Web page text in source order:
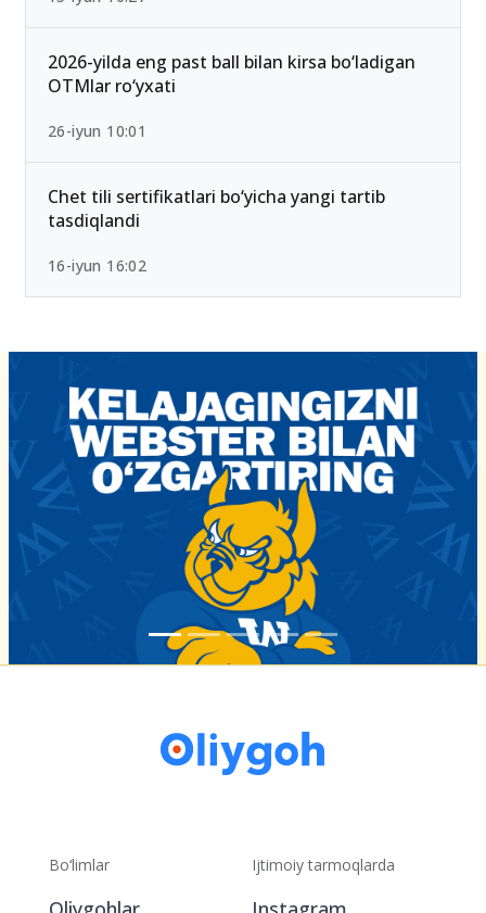
qoldi — Yangi test mezonlari bilan tanishing
15-iyun 10:27
2026-yilda eng past ball bilan kirsa bo‘ladigan
OTMlar ro‘yxati
26-iyun 10:01
Chet tili sertifikatlari bo‘yicha yangi tartib
tasdiqlandi